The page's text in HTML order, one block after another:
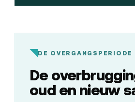
DE OVERGANGSPERIODE
De
oud en nieuw